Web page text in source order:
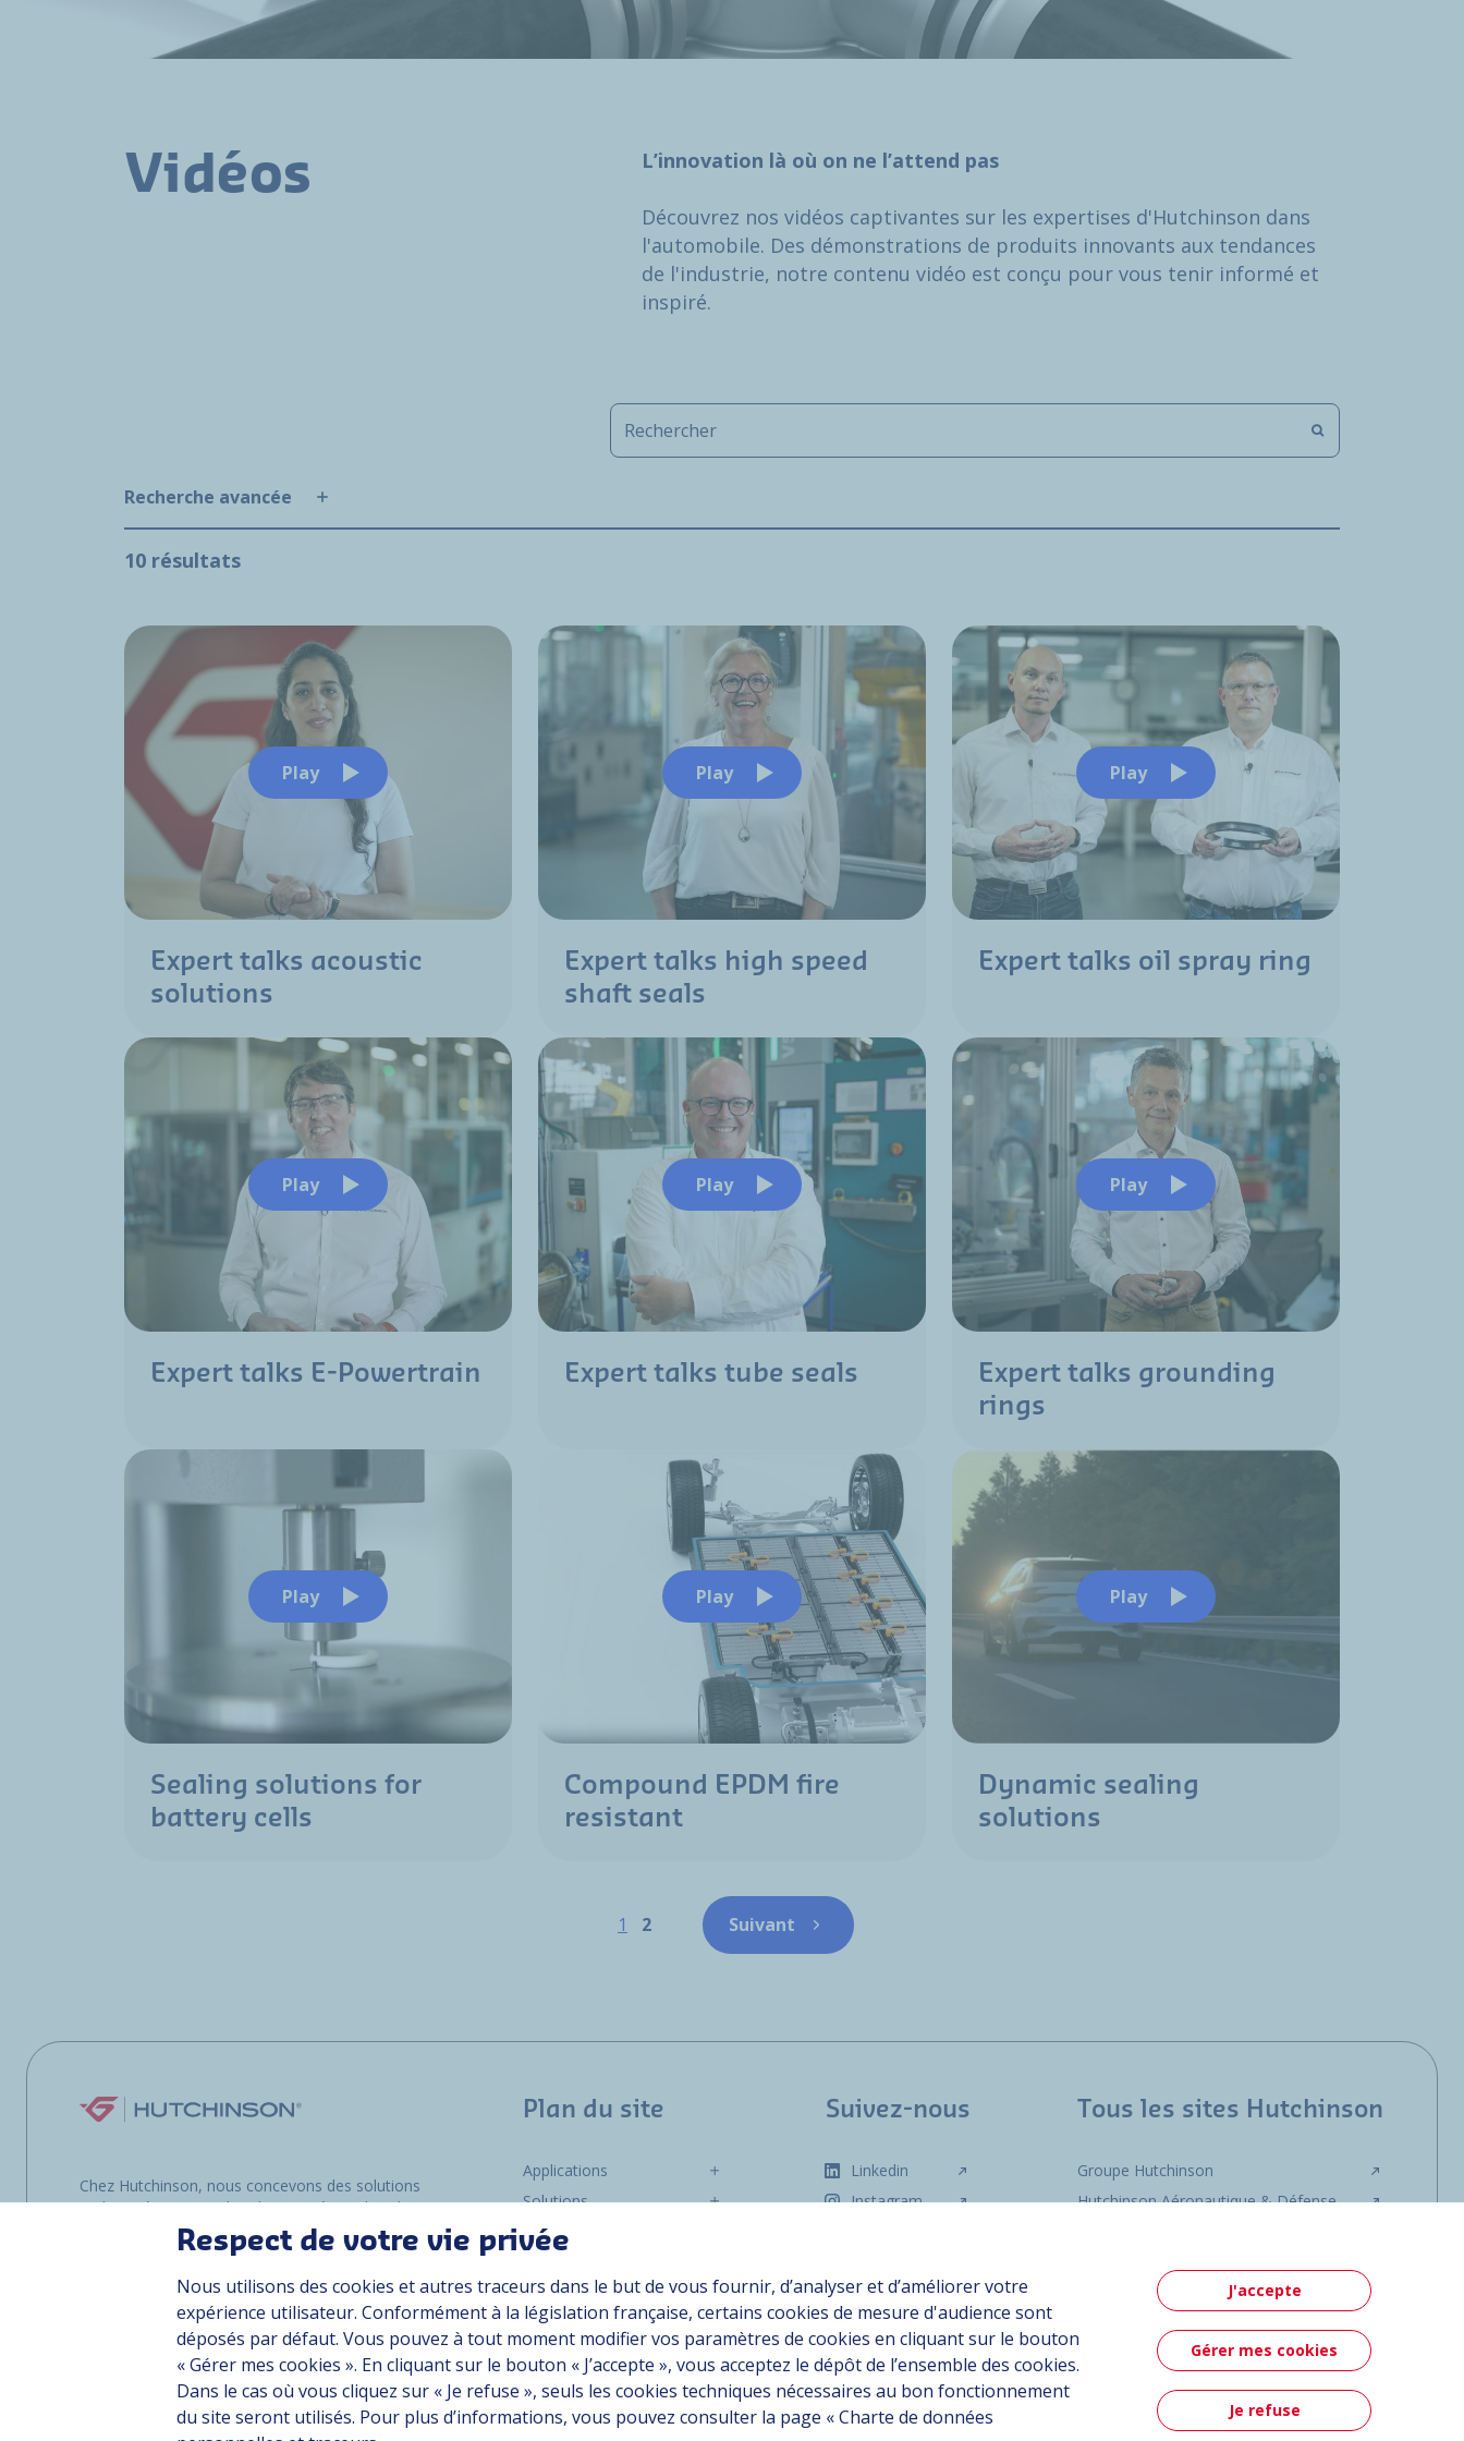
Contact
Vidéos L’innovation là où on ne l’attend pas
Découvrez nos vidéos captivantes sur les expertises d'Hutchinson dans
l'automobile. Des démonstrations de produits innovants aux tendances
de l'industrie, notre contenu vidéo est conçu pour vous tenir informé et
inspiré.
Recherche avancée
10 résultats
Play
Expert talks acoustic
solutions
Play
Expert talks high speed
shaft seals
Play
Expert talks oil spray ring
Play
Expert talks E-Powertrain
Play
Expert talks tube seals
Play
Expert talks grounding
rings
Play
Sealing solutions for
battery cells
Play
Compound EPDM fire
resistant
Play
Dynamic sealing
solutions
Page
1 Page
2 Page suivante
Suivant
Chez Hutchinson, nous concevons des solutions
multimatériaux pour les clients opérant dans les
environnements les plus exigeants, que ce soit
sur terre, dans les airs ou en mer.
Plan du site
Applications
Solutions
Ressources
Carrière
Contact
Suivez-nous
Linkedin
Instagram
Tous les sites Hutchinson
Groupe Hutchinson
Hutchinson Aéronautique & Défense
Crédits Accessibilité : partiellement conforme
Respect de votre vie privée
Nous utilisons des cookies et autres traceurs dans le but de vous fournir, d’analyser et d’améliorer votre
expérience utilisateur. Conformément à la législation française, certains cookies de mesure d'audience sont
déposés par défaut. Vous pouvez à tout moment modifier vos paramètres de cookies en cliquant sur le bouton
« Gérer mes cookies ». En cliquant sur le bouton « J’accepte », vous acceptez le dépôt de l’ensemble des cookies.
Dans le cas où vous cliquez sur « Je refuse », seuls les cookies techniques nécessaires au bon fonctionnement
du site seront utilisés. Pour plus d’informations, vous pouvez consulter la page « Charte de données
J'accepte
Gérer mes cookies
Je refuse